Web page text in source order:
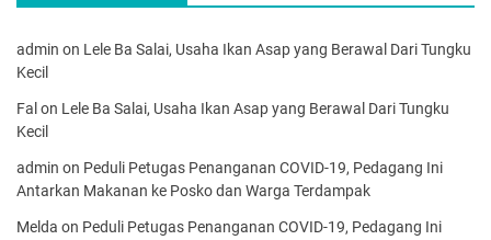
admin on Lele Ba Salai, Usaha Ikan Asap yang Berawal Dari Tungku
Kecil
Fal on Lele Ba Salai, Usaha Ikan Asap yang Berawal Dari Tungku
Kecil
admin on Peduli Petugas Penanganan COVID-19, Pedagang Ini
Antarkan Makanan ke Posko dan Warga Terdampak
Melda on Peduli Petugas Penanganan COVID-19, Pedagang Ini